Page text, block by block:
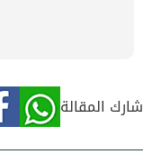
شارك المقالة